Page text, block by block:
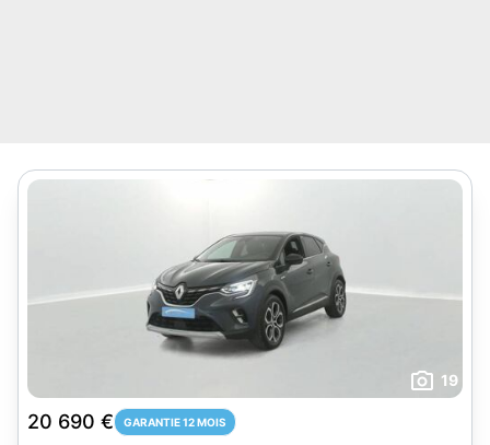
19
20 690 € GARANTIE 12 MOIS